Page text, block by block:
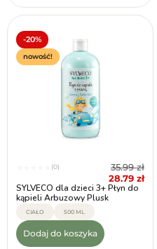
-20%
nowość!
(0) 35.99zł
28.79 zł
SYLVECO dla dzieci 3+ Płyn do
kąpieli Arbuzowy Plusk
CIAŁO 500 ML
Dodaj do koszyka